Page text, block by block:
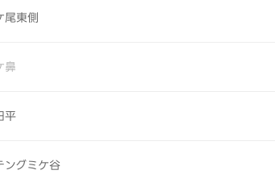
尾東側
鼻
平
ングミケ谷